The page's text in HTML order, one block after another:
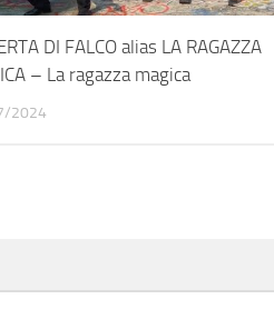
DI FALCO alias LA RAGAZZA
– La ragazza magica
2024